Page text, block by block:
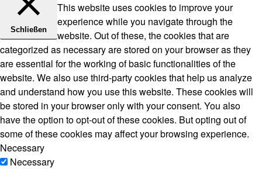
Schließen
This website uses cookies to improve your
experience while you navigate through the
website. Out of these, the cookies that are
categorized as necessary are stored on your browser as they
are essential for the working of basic functionalities of the
website. We also use third-party cookies that help us analyze
and understand how you use this website. These cookies will
be stored in your browser only with your consent. You also
have the option to opt-out of these cookies. But opting out of
some of these cookies may affect your browsing experience.
Necessary
Necessary